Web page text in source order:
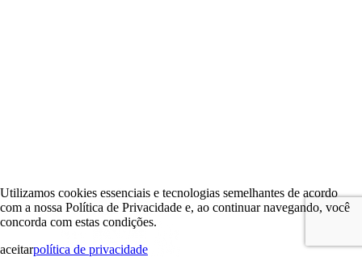
Utilizamos cookies essenciais e tecnologias semelhantes de acordo
com a nossa Política de Privacidade e, ao continuar navegando, você
concorda com estas condições.
aceitarpolítica de privacidade